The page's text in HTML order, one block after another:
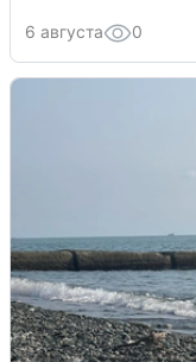
6 августа 0